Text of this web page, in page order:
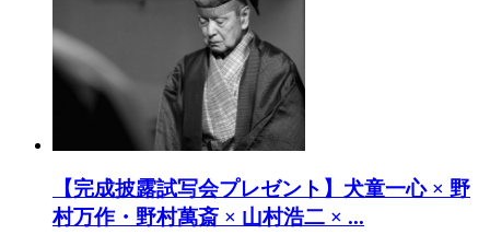
【完成披露試写会プレゼント】犬童一心 × 野
村万作・野村萬斎 × 山村浩二 × ...